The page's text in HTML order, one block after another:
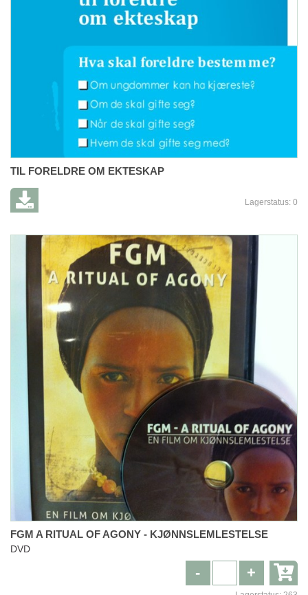
TIL FORELDRE OM EKTESKAP
Lagerstatus: 0
FGM A RITUAL OF AGONY - KJØNNSLEMLESTELSE
DVD
+
-